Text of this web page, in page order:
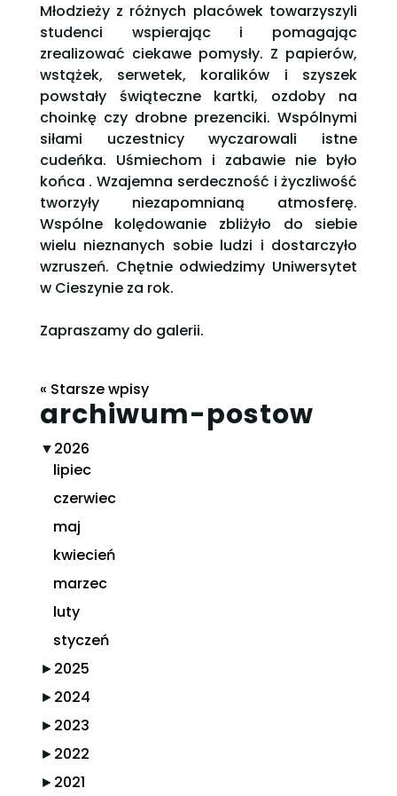
Młodzieży z różnych placówek towarzyszyli
studenci wspierając i pomagając
zrealizować ciekawe pomysły. Z papierów,
wstążek, serwetek, koralików i szyszek
powstały świąteczne kartki, ozdoby na
choinkę czy drobne prezenciki. Wspólnymi
siłami uczestnicy wyczarowali istne
cudeńka. Uśmiechom i zabawie nie było
końca . Wzajemna serdeczność i życzliwość
tworzyły niezapomnianą atmosferę.
Wspólne kolędowanie zbliżyło do siebie
wielu nieznanych sobie ludzi i dostarczyło
wzruszeń. Chętnie odwiedzimy Uniwersytet
w Cieszynie za rok.
Zapraszamy do galerii.
« Starsze wpisy
archiwum-postow
▼2026
lipiec
czerwiec
maj
kwiecień
marzec
luty
styczeń
►2025
►2024
►2023
►2022
►2021